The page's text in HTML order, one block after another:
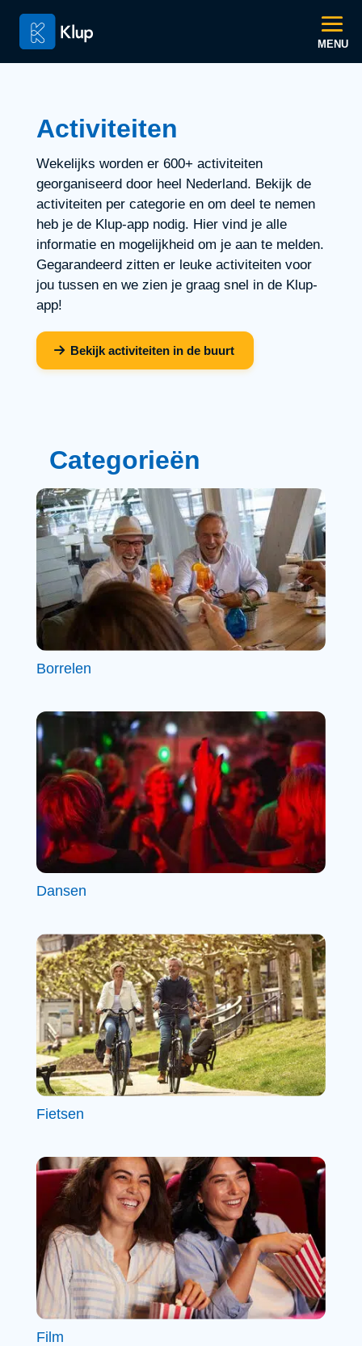
Activiteiten
Wekelijks worden er 600+ activiteiten
georganiseerd door heel Nederland. Bekijk de
activiteiten per categorie en om deel te nemen
heb je de Klup-app nodig. Hier vind je alle
informatie en mogelijkheid om je aan te melden.
Gegarandeerd zitten er leuke activiteiten voor
jou tussen en we zien je graag snel in de Klup-
app!
Bekijk activiteiten in de buurt
Categorieën
Borrelen
Dansen
Fietsen
Film